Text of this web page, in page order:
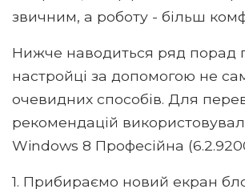
звичним, а роботу - більш
Нижче наводиться ряд порад
настройці за допомогою не
очевидних способів. Для
рекомендацій
Windows 8 Професійна
1. Прибираємо новий екран